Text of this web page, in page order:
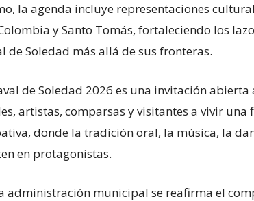
la agenda incluye representaciones
y Santo Tomás, fortaleciendo los
de Soledad más allá de sus fronteras.
de Soledad 2026 es una invitación
artistas, comparsas y visitantes a vivir una
donde la tradición oral, la música, la
en protagonistas.
administración municipal se reafirma el